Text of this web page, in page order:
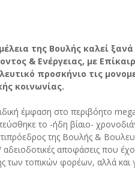
της Βουλής καλεί
& Ενέργειας, με
προσκήνιο τις
κοινωνίας.
έμφαση στο περιβόητο
το -ήδη βίαιο-
της Βουλής &
/ αδειοδοτικές αποφάσεις που
των τοπικών φορέων, αλλά και